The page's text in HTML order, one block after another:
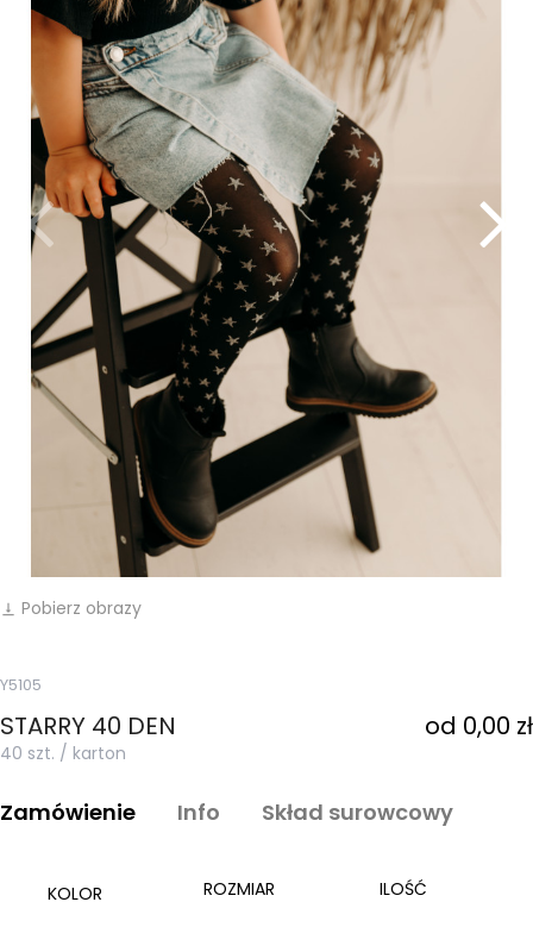
vertical_align_bottom Pobierz obrazy
Y5105
STARRY 40 DEN od 0,00 zł
40 szt. / karton
Zamówienie Info Skład surowcowy
KOLOR ROZMIAR ILOŚĆ